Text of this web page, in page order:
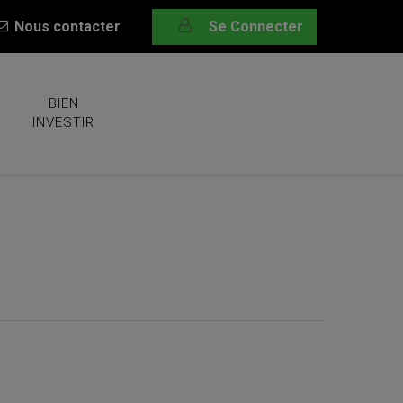
Nous contacter Se Connecter
BIEN
INVESTIR